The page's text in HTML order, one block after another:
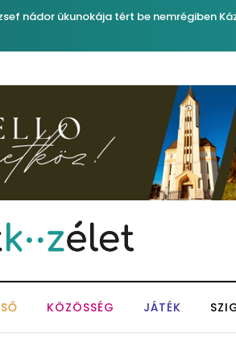
nádor ükunokája tért be nemrégiben
KÖZÖSSÉG JÁTÉK